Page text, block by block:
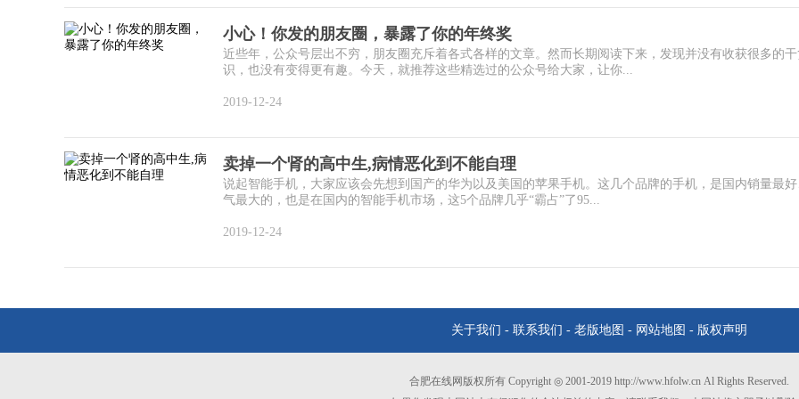
小心！你发的朋友圈，暴露了你的年终奖
近些年，公众号层出不穷，朋友圈充斥着各式各样的文章。然而长期阅读下来，发现并没有收获很多的干
识，也没有变得更有趣。今天，就推荐这些精选过的公众号给大家，让你...
2019-12-24
卖掉一个肾的高中生,病情恶化到不能自理
说起智能手机，大家应该会先想到国产的华为以及美国的苹果手机。这几个品牌的手机，是国内销量最好
气最大的，也是在国内的智能手机市场，这5个品牌几乎“霸占”了95...
2019-12-24
关于我们 - 联系我们 - 老版地图 - 网站地图 - 版权声明
合肥在线网版权所有 Copyright ◎ 2001-2019 http://www.hfolw.cn Al Rights Reserved.